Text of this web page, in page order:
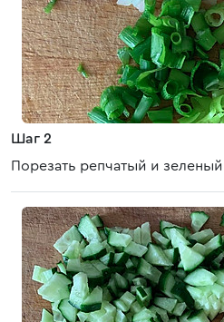
Шаг 2
Порезать репчатый и зеленый